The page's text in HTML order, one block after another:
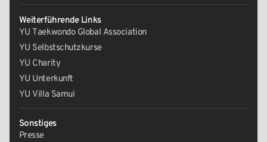
Weiterführende Links
YU Taekwondo Global Association
YU Selbstschutzkurse
YU Charity
YU Unterkunft
YU Villa Samui
Sonstiges
Presse